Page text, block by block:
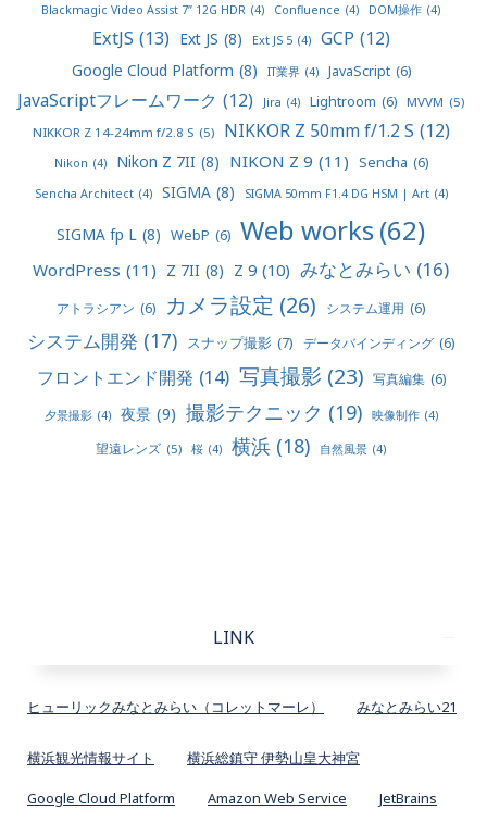
Blackmagic Video Assist 7” 12G HDR (4) Confluence (4) DOM操作 (4)
ExtJS (13) Ext JS (8) Ext JS 5 (4) GCP (12)
Google Cloud Platform (8) IT業界 (4) JavaScript (6)
JavaScriptフレームワーク (12) Jira (4) Lightroom (6) MVVM (5)
NIKKOR Z 14-24mm f/2.8 S (5) NIKKOR Z 50mm f/1.2 S (12)
Nikon (4) Nikon Z 7II (8) NIKON Z 9 (11) Sencha (6)
Sencha Architect (4) SIGMA (8) SIGMA 50mm F1.4 DG HSM | Art (4)
SIGMA fp L (8) WebP (6) Web works(62)
WordPress (11) Z 7II (8) Z 9 (10) みなとみらい (16)
アトラシアン (6) カメラ設定 (26) システム運用 (6)
システム開発 (17) スナップ撮影 (7) データバインディング (6)
フロントエンド開発 (14) 写真撮影 (23) 写真編集 (6)
夕景撮影 (4) 夜景 (9) 撮影テクニック (19) 映像制作 (4)
望遠レンズ (5) 桜 (4) 横浜 (18) 自然風景 (4)
LINK
ヒューリックみなとみらい（コレットマーレ） みなとみらい21
横浜観光情報サイト 横浜総鎮守 伊勢山皇大神宮
Google Cloud Platform Amazon Web Service JetBrains